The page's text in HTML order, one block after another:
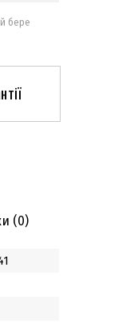
бере
(0)